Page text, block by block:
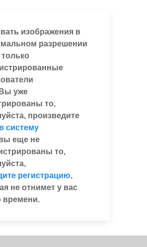
изображения в
разрешении
только
уже
то,
произведите
систему
еще не
то,
регистрацию,
не отнимет у вас
времени.